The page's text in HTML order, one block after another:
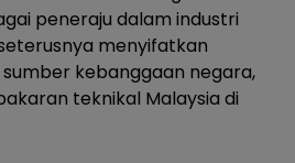
peneraju dalam industri
menyifatkan
kebanggaan negara,
teknikal Malaysia di